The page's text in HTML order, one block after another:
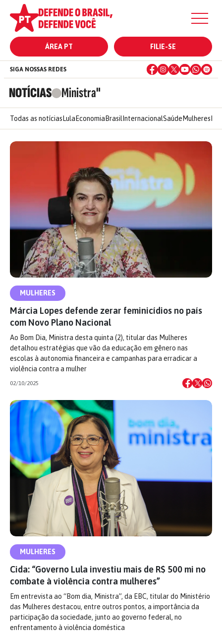
ÁREA PT FILIE-SE
NOTÍCIAS Ministra"
SIGA NOSSAS REDES
Todas as notícias Lula Economia Brasil InternacionalSaúde Mulheres
MULHERES
Márcia Lopes defende zerar feminicídios no país
com Novo Plano Nacional
Ao Bom Dia, Ministra desta quinta (2), titular das Mulheres
detalhou estratégias que vão da educação em gênero nas
escolas à autonomia financeira e campanhas para erradicar a
violência contra a mulher
02/10/2025
MULHERES
Cida: “Governo Lula investiu mais de R$ 500 mi no
combate à violência contra mulheres”
Em entrevista ao “Bom dia, Ministra”, da EBC, titular do Ministério
das Mulheres destacou, entre outros pontos, a importância da
participação da sociedade, junto ao governo federal, no
enfrentamento à violência doméstica